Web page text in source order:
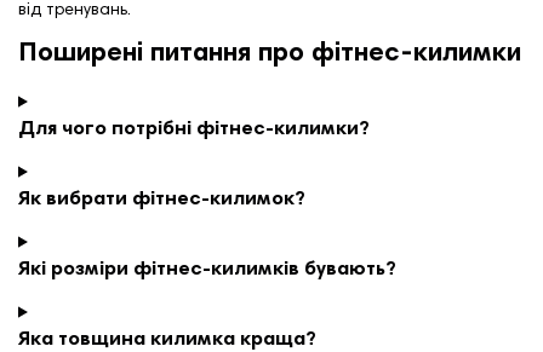
від тренувань.
Поширені питання про фітнес-килимки
Для чого потрібні фітнес-килимки?
Як вибрати фітнес-килимок?
Які розміри фітнес-килимків бувають?
Яка товщина килимка краща?